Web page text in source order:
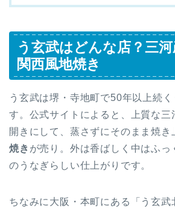
う玄武はどんな店？三
関西風地焼き
う玄武は堺・寺地町で50年以上続
す。公式サイトによると、上質な三
開きにして、蒸さずにそのまま焼き
焼き が売り。外は香ばしく中はふっ
のうなぎらしい仕上がりです。
ちなみに大阪・本町にある「う玄武